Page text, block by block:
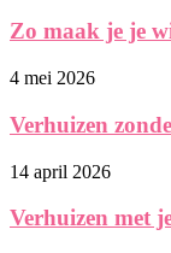
Zo maak je je
4 mei 2026
Verhuizen
14 april 2026
Verhuizen met